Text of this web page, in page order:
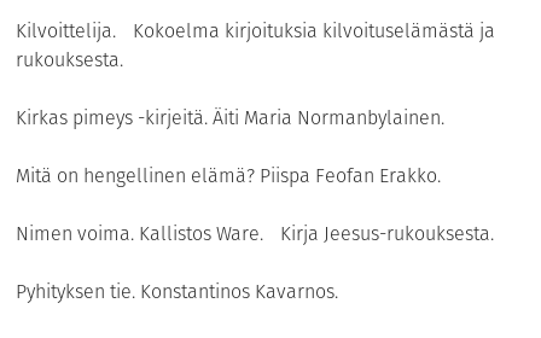
Kilvoittelija. Kokoelma kirjoituksia kilvoituselämästä ja
rukouksesta.
Kirkas pimeys -kirjeitä. Äiti Maria Normanbylainen.
Mitä on hengellinen elämä? Piispa Feofan Erakko.
Nimen voima. Kallistos Ware. Kirja Jeesus-rukouksesta.
Pyhityksen tie. Konstantinos Kavarnos.